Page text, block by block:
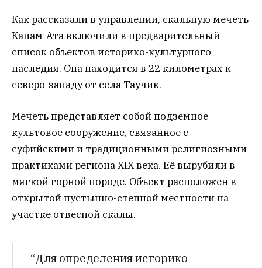
Как рассказали в управлении, скальную мечеть
Капам-Ата включили в предварительный
список объектов историко-культурного
наследия. Она находится в 22 километрах к
северо-западу от села Таучик.
Мечеть представляет собой подземное
культовое сооружение, связанное с
суфийскими и традиционными религиозными
практиками региона XIX века. Её вырубили в
мягкой горной породе. Объект расположен в
открытой пустынно-степной местности на
участке отвесной скалы.
“Для определения историко-